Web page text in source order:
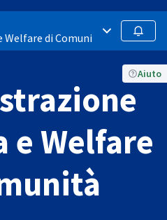
di Comunità
Menù Segui
Aiuto
e Welfare